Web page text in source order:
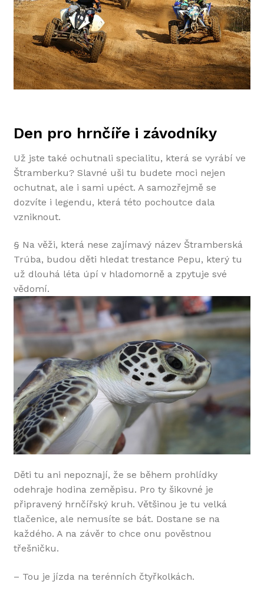
Den pro hrnčíře i závodníky
Už jste také ochutnali specialitu, která se vyrábí ve
Štramberku? Slavné uši tu budete moci nejen
ochutnat, ale i sami upéct. A samozřejmě se
dozvíte i legendu, která této pochoutce dala
vzniknout.
§ Na věži, která nese zajímavý název Štramberská
Trúba, budou děti hledat trestance Pepu, který tu
už dlouhá léta úpí v hladomorně a zpytuje své
vědomí.
Děti tu ani nepoznají, že se během prohlídky
odehraje hodina zeměpisu. Pro ty šikovné je
připravený hrnčířský kruh. Většinou je tu velká
tlačenice, ale nemusíte se bát. Dostane se na
každého. A na závěr to chce onu pověstnou
třešničku.
– Tou je jízda na terénních čtyřkolkách.